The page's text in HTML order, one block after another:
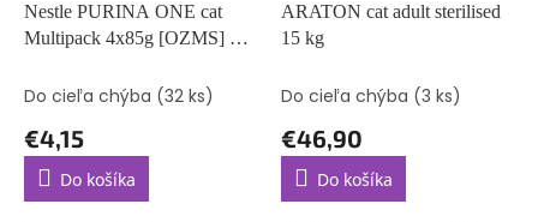
Nestle PURINA ONE cat
Multipack 4x85g [OZMS] –
výberu)
Do cieľa chýba (32 ks)
€4,15
Do košíka
ARATON cat adult sterilised
15 kg
Do cieľa chýba (3 ks)
€46,90
Do košíka